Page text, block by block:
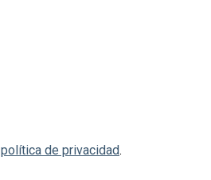
política de privacidad.